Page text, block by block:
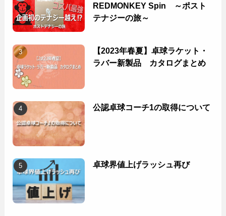
REDMONKEY Spin ～ポスト
テナジーの旅～
【2023年春夏】卓球ラケット・
ラバー新製品 カタログまとめ
公認卓球コーチ1の取得について
卓球界値上げラッシュ再び